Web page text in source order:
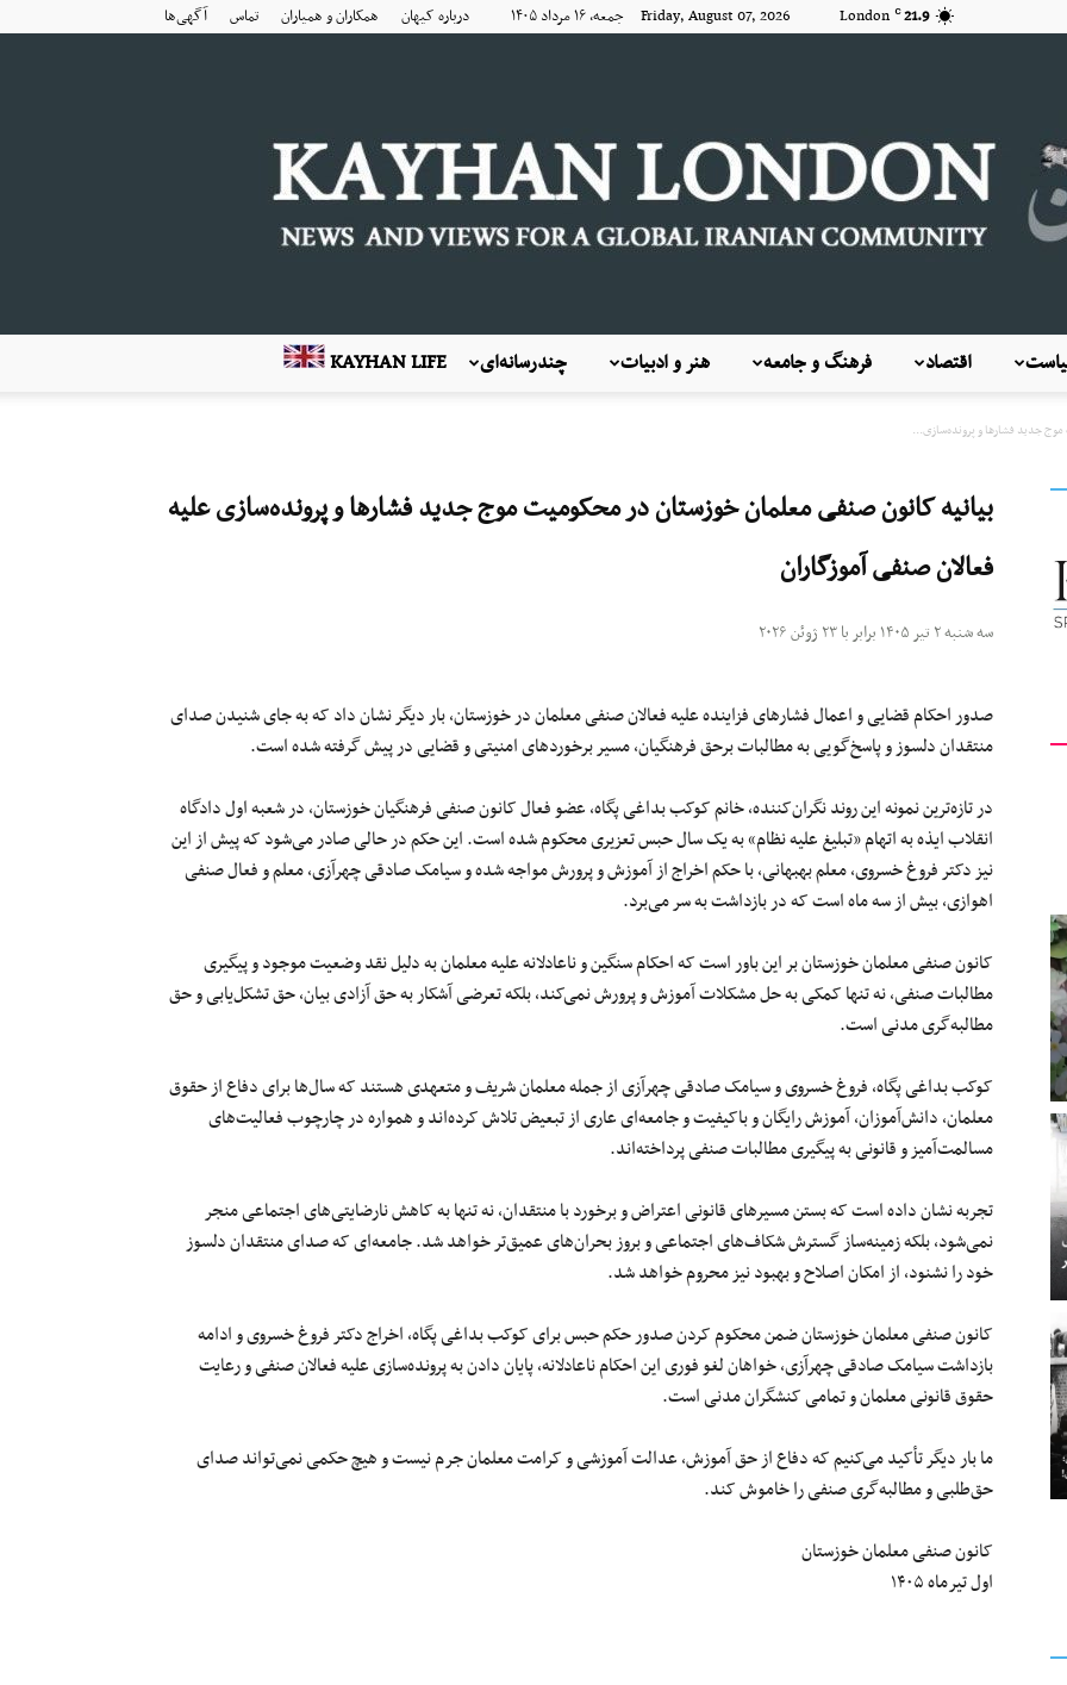
21.9
C
London Friday, August 07, 2026 جمعه, ۱۶ مرداد ۱۴۰۵ درباره کیهان همکاران و همیاران تماس آگهی‌ها
کیهان
لندن
KAYHAN LIFE چندرسانه‌ای هنر و ادبیات فرهنگ و جامعه اقتصاد
جدید فشارها و پرونده‌سازی...
بیانیه کانون صنفی معلمان خوزستان در محکومیت موج جدید فشارها و پرونده‌سازی علیه
فعالان صنفی آموزگاران
سه شنبه ۲ تیر ۱۴۰۵ برابر با ۲۳ ژوئن ۲۰۲۶
صدور احکام قضایی و اعمال فشارهای فزاینده علیه فعالان صنفی معلمان در خوزستان، بار دیگر نشان داد که به جای شنیدن صدای
منتقدان دلسوز و پاسخ‌گویی به مطالبات برحق فرهنگیان، مسیر برخوردهای امنیتی و قضایی در پیش گرفته شده است.
در تازه‌ترین نمونه این روند نگران‌کننده، خانم کوکب بداغی پگاه، عضو فعال کانون صنفی فرهنگیان خوزستان، در شعبه اول دادگاه
انقلاب ایذه به اتهام «تبلیغ علیه نظام» به یک سال حبس تعزیری محکوم شده است. این حکم در حالی صادر می‌شود که پیش از این
نیز دکتر فروغ خسروی، معلم بهبهانی، با حکم اخراج از آموزش و پرورش مواجه شده و سیامک صادقی چهرآزی، معلم و فعال صنفی
اهوازی، بیش از سه ماه است که در بازداشت به سر می‌برد.
کانون صنفی معلمان خوزستان بر این باور است که احکام سنگین و ناعادلانه علیه معلمان به دلیل نقد وضعیت موجود و پیگیری
مطالبات صنفی، نه تنها کمکی به حل مشکلات آموزش و پرورش نمی‌کند، بلکه تعرضی آشکار به حق آزادی بیان، حق تشکل‌یابی و حق
مطالبه‌گری مدنی است.
کوکب بداغی پگاه، فروغ خسروی و سیامک صادقی چهرآزی از جمله معلمان شریف و متعهدی هستند که سال‌ها برای دفاع از حقوق
معلمان، دانش‌آموزان، آموزش رایگان و باکیفیت و جامعه‌ای عاری از تبعیض تلاش کرده‌اند و همواره در چارچوب فعالیت‌های
مسالمت‌آمیز و قانونی به پیگیری مطالبات صنفی پرداخته‌اند.
تجربه نشان داده است که بستن مسیرهای قانونی اعتراض و برخورد با منتقدان، نه تنها به کاهش نارضایتی‌های اجتماعی منجر
نمی‌شود، بلکه زمینه‌ساز گسترش شکاف‌های اجتماعی و بروز بحران‌های عمیق‌تر خواهد شد. جامعه‌ای که صدای منتقدان دلسوز
خود را نشنود، از امکان اصلاح و بهبود نیز محروم خواهد شد.
کانون صنفی معلمان خوزستان ضمن محکوم کردن صدور حکم حبس برای کوکب بداغی پگاه، اخراج دکتر فروغ خسروی و ادامه
بازداشت سیامک صادقی چهرآزی، خواهان لغو فوری این احکام ناعادلانه، پایان دادن به پرونده‌سازی علیه فعالان صنفی و رعایت
حقوق قانونی معلمان و تمامی کنشگران مدنی است.
ما بار دیگر تأکید می‌کنیم که دفاع از حق آموزش، عدالت آموزشی و کرامت معلمان جرم نیست و هیچ حکمی نمی‌تواند صدای
حق‌طلبی و مطالبه‌گری صنفی را خاموش کند.
کانون صنفی معلمان خوزستان
اول تیرماه ۱۴۰۵